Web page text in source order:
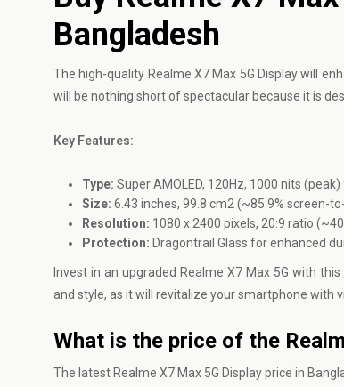
Bangladesh
The high-quality Realme X7 Max 5G Display will
will be nothing short of spectacular because it is
Key Features:
Type: Super AMOLED, 120Hz, 1000 nits
Size: 6.43 inches, 99.8 cm2 (~85.9% screen-
Resolution: 1080 x 2400 pixels, 20:9 ratio
Protection: Dragontrail Glass for enhanced
Invest in an upgraded Realme X7 Max 5G with
and style, as it will revitalize your smartphone with
What is the price of the
The latest Realme X7 Max 5G Display price in